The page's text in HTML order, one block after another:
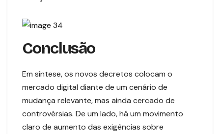
Conclusão
Em síntese, os novos decretos colocam o
mercado digital diante de um cenário de
mudança relevante, mas ainda cercado de
controvérsias. De um lado, há um movimento
claro de aumento das exigências sobre